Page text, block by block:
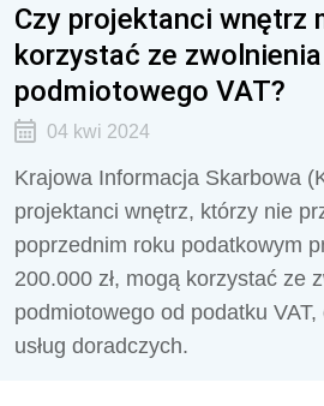
Czy projektanci wnętrz
korzystać ze zwolnienia
podmiotowego VAT?
04 kwi 2024
Krajowa Informacja Skarbowa
projektanci wnętrz, którzy nie
poprzednim roku podatkowym
200.000 zł, mogą korzystać ze
podmiotowego od podatku
usług doradczych.